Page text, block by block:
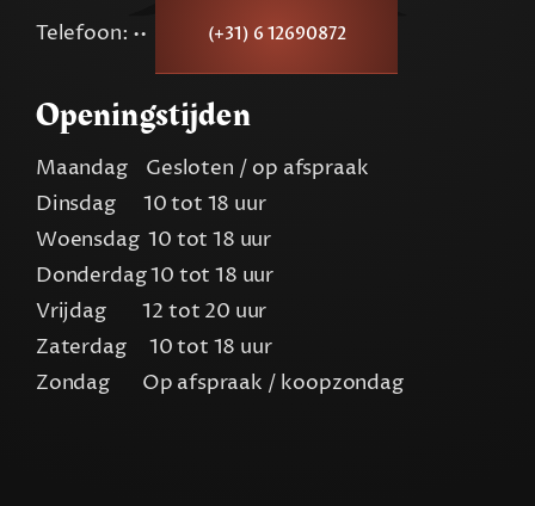
Telefoon: •• (+31) 6 12690872
Openingstijden
Maandag Gesloten / op afspraak
Dinsdag 10 tot 18 uur
Woensdag 10 tot 18 uur
Donderdag 10 tot 18 uur
Vrijdag 12 tot 20 uur
Zaterdag 10 tot 18 uur
Zondag Op afspraak / koopzondag